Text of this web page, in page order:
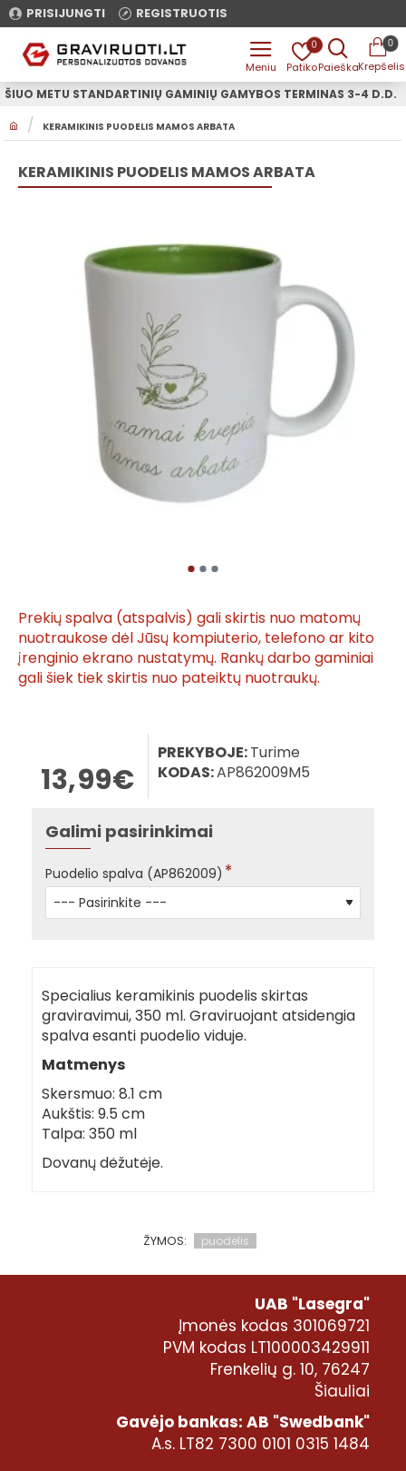
PRISIJUNGTI REGISTRUOTIS
0 0
O
E
KERAMIKINIS PUODELIS MAMOS ARBATA
ŠIUO METU STANDARTINIŲ GAMINIŲ GAMYBOS TERMINAS 3-4 D.D.
KERAMIKINIS PUODELIS MAMOS ARBATA
Prekių spalva (atspalvis) gali skirtis nuo matomų
nuotraukose dėl Jūsų kompiuterio, telefono ar kito
įrenginio ekrano nustatymų. Rankų darbo gaminiai
gali šiek tiek skirtis nuo pateiktų nuotraukų.
13,99€
PREKYBOJE:Turime
KODAS:AP862009M5
Galimi pasirinkimai
Puodelio spalva (AP862009)
Specialius keramikinis puodelis skirtas
graviravimui, 350 ml. Graviruojant atsidengia
spalva esanti puodelio viduje.
Matmenys
Skersmuo: 8.1 cm
Aukštis: 9.5 cm
Talpa: 350 ml
Dovanų dėžutėje.
ŽYMOS: puodelis
UAB "Lasegra"
Įmonės kodas 301069721
PVM kodas LT100003429911
Frenkelių g. 10, 76247
Šiauliai
Gavėjo bankas: AB "Swedbank"
A.s. LT82 7300 0101 0315 1484